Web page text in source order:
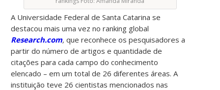
A Universidade Federal de Santa Catarina se
destacou mais uma vez no ranking global
Research.com,que reconhece os pesquisadores a
partir do número de artigos e quantidade de
citações para cada campo do conhecimento
elencado – em um total de 26 diferentes áreas. A
instituição teve 26 cientistas mencionados nas